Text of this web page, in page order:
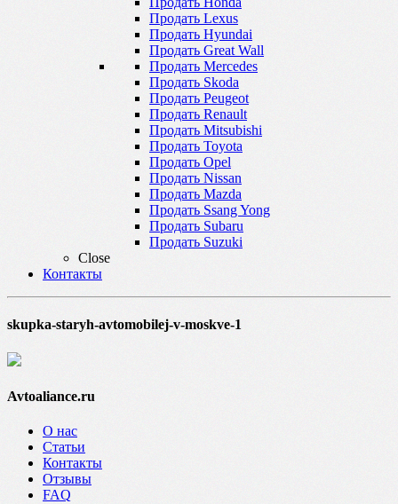
Продать Lexus
Продать Hyundai
Продать Great Wall
Продать Mercedes
Продать Skoda
Продать Peugeot
Продать Renault
Продать Mitsubishi
Продать Toyota
Продать Opel
Продать Nissan
Продать Mazda
Продать Ssang Yong
Продать Subaru
Продать Suzuki
Close
Контакты
skupka-staryh-avtomobilej-v-moskve-1
Avtoaliance.ru
О нас
Статьи
Контакты
Отзывы
FAQ